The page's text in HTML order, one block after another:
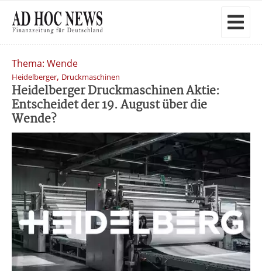
Thema: Wende
Heidelberger, Druckmaschinen
Heidelberger Druckmaschinen Aktie:
Entscheidet der 19. August über die
Wende?